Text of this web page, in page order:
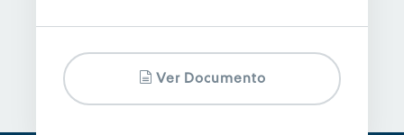
Ver Documento